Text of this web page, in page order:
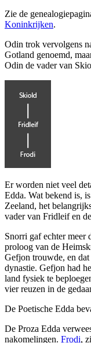
Zie de
Koninkrijken.
Odin trok vervolgens
Gotland genoemd,
Odin de vader van
Er worden niet veel
Edda. Wat bekend is,
Zeeland, het
vader van Fridleif en
Snorri gaf echter meer
proloog van de
Gefjon trouwde, en
dynastie. Gefjon had
land fysiek te
vier reuzen in de
De Poetische Edda
De Proza Edda
nakomelingen. Frodi,